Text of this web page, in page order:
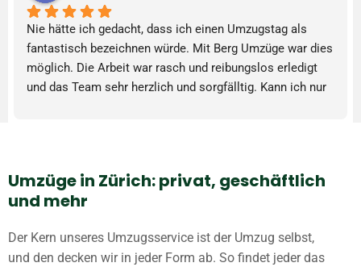
Nie hätte ich gedacht, dass ich einen Umzugstag als
fantastisch bezeichnen würde. Mit Berg Umzüge war dies
möglich. Die Arbeit war rasch und reibungslos erledigt
und das Team sehr herzlich und sorgfälltig. Kann ich nur
Umzüge in Zürich: privat, geschäftlich
und mehr
Der Kern unseres Umzugsservice ist der Umzug selbst,
und den decken wir in jeder Form ab. So findet jeder das